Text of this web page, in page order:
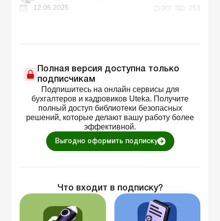
12.05.2025
0 3 253
Полная версия доступна только
подписчикам
Подпишитесь на онлайн сервисы для
бухгалтеров и кадровиков Uteka. Получите
полный доступ библиотеки безопасных
решений, которые делают вашу работу более
эффективной.
Выгодно оформить подписку
Что входит в подписку?